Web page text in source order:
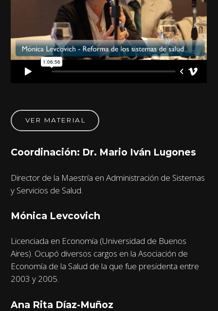
VER MATERIAL
Coordinación: Dr. Mario Iván Lugones
Director de la Maestría en Administración de Sistemas
y Servicios de Salud.
Mónica Levcovich
Licenciada en Economía (Universidad de Buenos
Aires). Ocupó diversos cargos en la Asociación de
Economía de la Salud de la que fue presidenta entre
2003 y 2005.
Ana Rita Díaz-Muñoz